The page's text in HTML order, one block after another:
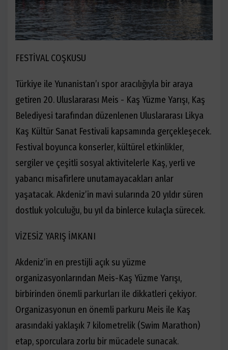
FESTİVAL COŞKUSU
Türkiye ile Yunanistan’ı spor aracılığıyla bir araya
getiren 20. Uluslararası Meis - Kaş Yüzme Yarışı, Kaş
Belediyesi tarafından düzenlenen Uluslararası Likya
Kaş Kültür Sanat Festivali kapsamında gerçekleşecek.
Festival boyunca konserler, kültürel etkinlikler,
sergiler ve çeşitli sosyal aktivitelerle Kaş, yerli ve
yabancı misafirlere unutamayacakları anlar
yaşatacak. Akdeniz’in mavi sularında 20 yıldır süren
dostluk yolculuğu, bu yıl da binlerce kulaçla sürecek.
VİZESİZ YARIŞ İMKANI
Akdeniz’in en prestijli açık su yüzme
organizasyonlarından Meis-Kaş Yüzme Yarışı,
birbirinden önemli parkurları ile dikkatleri çekiyor.
Organizasyonun en önemli parkuru Meis ile Kaş
arasındaki yaklaşık 7 kilometrelik (Swim Marathon)
etap, sporculara zorlu bir mücadele sunacak.